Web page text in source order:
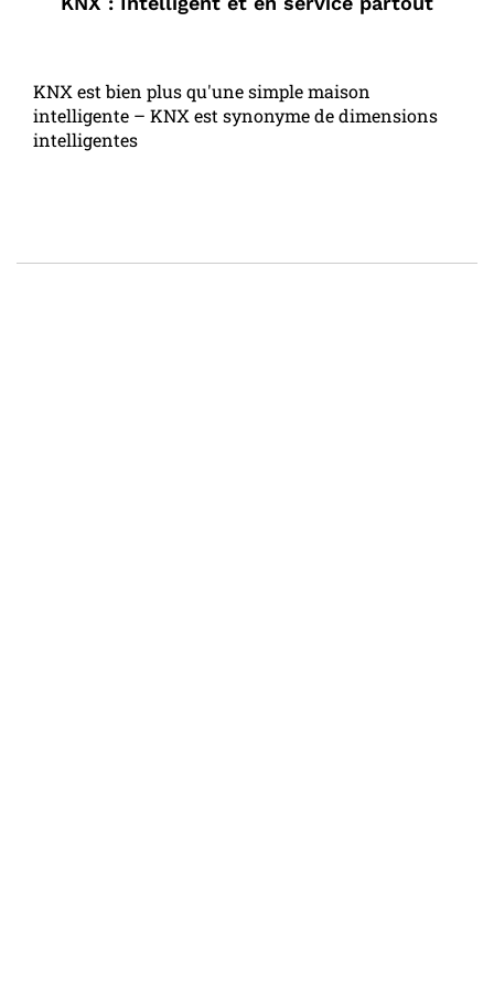
KNX est bien plus qu'une simple maison
intelligente – KNX est synonyme de dimensions
intelligentes